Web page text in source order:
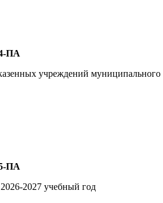
ПА
учреждений муниципального
ПА
2027 учебный год